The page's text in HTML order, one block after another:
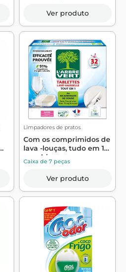
Ver produto
Limpadores de pratos
Com os comprimidos de
lava -louças, tudo em 1
com bic...
Caixa de 7 peças
Ver produto